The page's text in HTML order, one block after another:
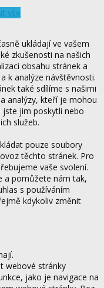
vše
ukládají ve vašem
zkušenosti na našich
obsahu stránek a
k analýze návštěvnosti.
také sdílíme s našimi
analýzy, kteří je mohou
jim poskytli nebo
služeb.
pouze soubory
těchto stránek. Pro
vaše svolení.
a pomůžete nám tak,
s používáním
kdykoliv změnit
webové stránky
jako je navigace na